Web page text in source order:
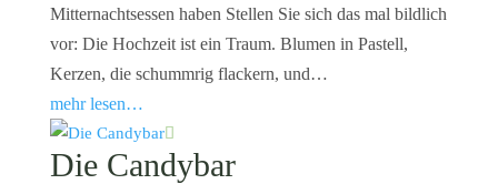
Mitternachtsessen haben Stellen Sie sich das mal bildlich
vor: Die Hochzeit ist ein Traum. Blumen in Pastell,
Kerzen, die schummrig flackern, und…
mehr lesen…
Die Candybar